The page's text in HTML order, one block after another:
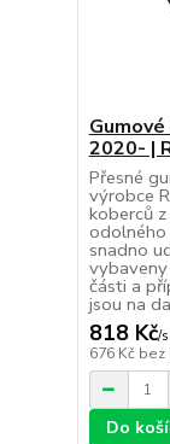
2020- |
Přesné
výrobce
koberců
snadno
části a
jsou na
818 Kč/
676 Kč bez
Do